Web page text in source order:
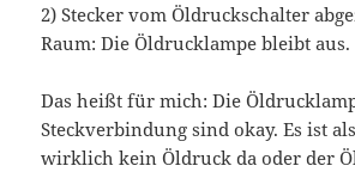
2) Stecker vom Öldruckschalter
Raum: Die Öldrucklampe bleibt aus.
Das heißt für mich: Die
Steckverbindung sind okay. Es ist
wirklich kein Öldruck da oder der